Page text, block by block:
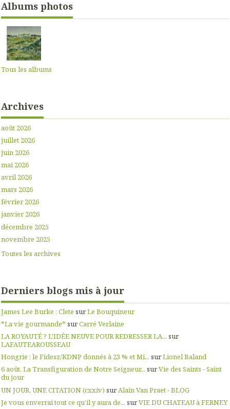
Albums photos
Tous les albums
Archives
août 2026
juillet 2026
juin 2026
mai 2026
avril 2026
mars 2026
février 2026
janvier 2026
décembre 2025
novembre 2025
Toutes les archives
Derniers blogs mis à jour
James Lee Burke : Clete surLe Bouquineur
*La vie gourmande* surCarré Verlaine
LA ROYAUTÉ ? L'IDÉE NEUVE POUR REDRESSER LA... sur
LAFAUTEAROUSSEAU
Hongrie : le Fidesz/KDNP donnés à 23 % et Mi... surLionel Baland
6 août. La Transfiguration de Notre Seigneur... surVie des Saints - Saint
du jour
UN JOUR, UNE CITATION (cxxiv) sur Alain Van Praet - BLOG
Je vous enverrai tout ce qu’il y aura de... surVIE DU CHATEAU à FERNEY